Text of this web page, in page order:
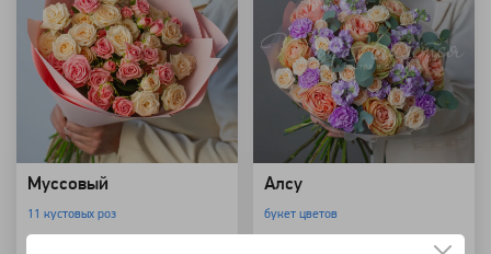
Муссовый
11 кустовых роз
Алсу
букет цветов